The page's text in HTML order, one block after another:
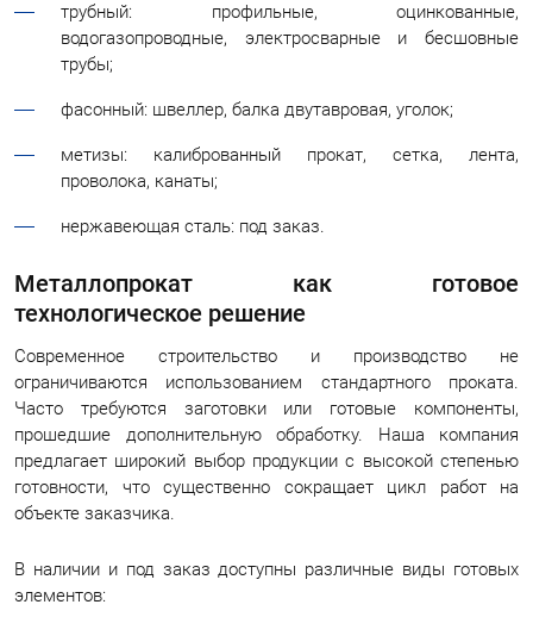
трубный: профильные, оцинкованные,
водогазопроводные, электросварные и бесшовные
трубы;
фасонный: швеллер, балка двутавровая, уголок;
метизы: калиброванный прокат, сетка, лента,
проволока, канаты;
нержавеющая сталь: под заказ.
Металлопрокат как готовое
технологическое решение
Современное строительство и производство не
ограничиваются использованием стандартного проката.
Часто требуются заготовки или готовые компоненты,
прошедшие дополнительную обработку. Наша компания
предлагает широкий выбор продукции с высокой степенью
готовности, что существенно сокращает цикл работ на
объекте заказчика.
В наличии и под заказ доступны различные виды готовых
элементов: